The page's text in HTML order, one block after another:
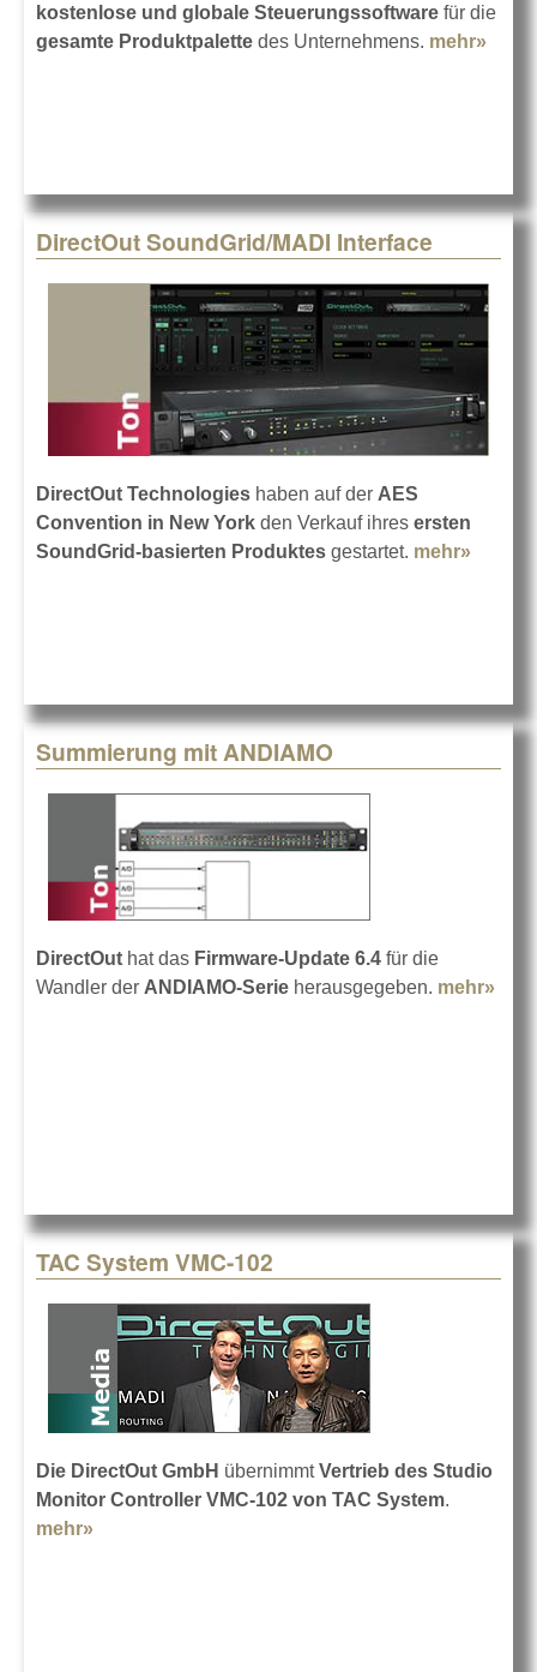
kostenlose und globale Steuerungssoftware für die
gesamte Produktpalette des Unternehmens. mehr»
DirectOut SoundGrid/MADI Interface
DirectOut Technologies haben auf der AES
Convention in New York den Verkauf ihres ersten
SoundGrid-basierten Produktes gestartet. mehr»
Summierung mit ANDIAMO
DirectOut hat das Firmware-Update 6.4 für die
Wandler der ANDIAMO-Serie herausgegeben. mehr»
TAC System VMC-102
Die DirectOut GmbH übernimmtVertrieb des Studio
Monitor Controller VMC-102 von TAC System.
mehr»